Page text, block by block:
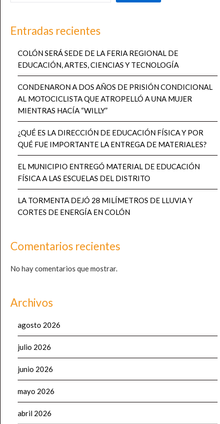
Entradas recientes
COLÓN SERÁ SEDE DE LA FERIA REGIONAL DE
EDUCACIÓN, ARTES, CIENCIAS Y TECNOLOGÍA
CONDENARON A DOS AÑOS DE PRISIÓN CONDICIONAL
AL MOTOCICLISTA QUE ATROPELLÓ A UNA MUJER
MIENTRAS HACÍA “WILLY”
¿QUÉ ES LA DIRECCIÓN DE EDUCACIÓN FÍSICA Y POR
QUÉ FUE IMPORTANTE LA ENTREGA DE MATERIALES?
EL MUNICIPIO ENTREGÓ MATERIAL DE EDUCACIÓN
FÍSICA A LAS ESCUELAS DEL DISTRITO
LA TORMENTA DEJÓ 28 MILÍMETROS DE LLUVIA Y
CORTES DE ENERGÍA EN COLÓN
Comentarios recientes
No hay comentarios que mostrar.
Archivos
agosto 2026
julio 2026
junio 2026
mayo 2026
abril 2026